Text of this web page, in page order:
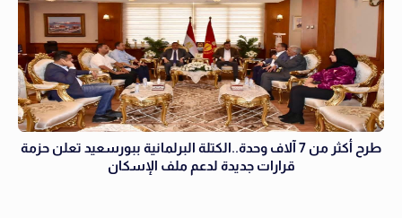
طرح أكثر من 7 آلاف وحدة..الكتلة البرلمانية ببورسعيد تعلن حزمة
قرارات جديدة لدعم ملف الإسكان